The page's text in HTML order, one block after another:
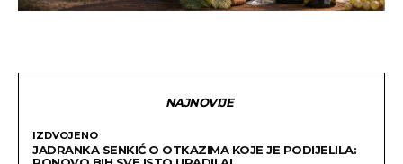
NAJNOVIJE
IZDVOJENO
JADRANKA SENKIĆ O OTKAZIMA KOJE JE PODIJELILA: